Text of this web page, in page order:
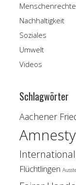
Menschenrechte
Nachhaltigkeit
Soziales
Umwelt
Videos
Schlagwörter
Aachener
International
Flüchtlingen